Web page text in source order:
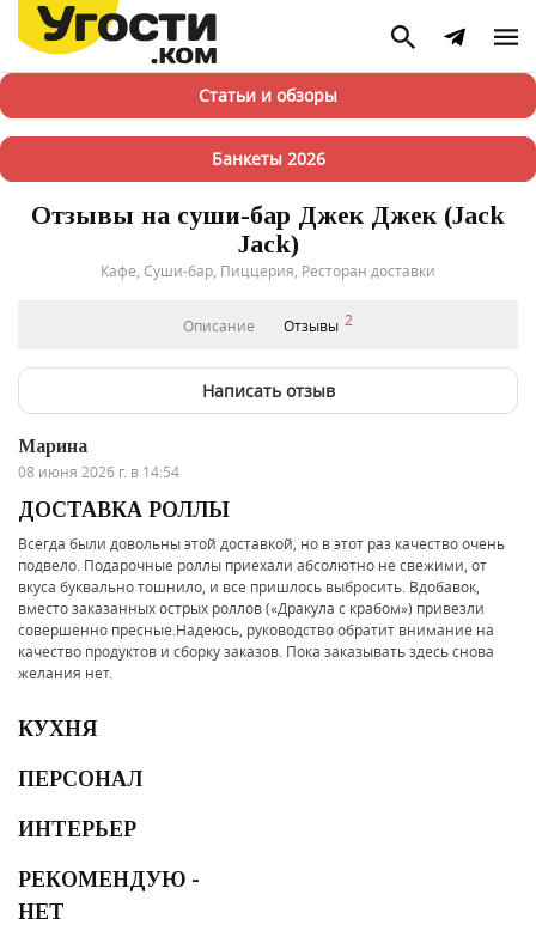
Статьи и обзоры
Банкеты 2026
Отзывы на суши-бар Джек Джек (Jack
Jack)
Кафе, Суши-бар, Пиццерия, Ресторан доставки
Описание Отзывы 2
Написать отзыв
Марина
08 июня 2026 г. в 14:54
ДОСТАВКА РОЛЛЫ
Всегда были довольны этой доставкой, но в этот раз качество очень
подвело. Подарочные роллы приехали абсолютно не свежими, от
вкуса буквально тошнило, и все пришлось выбросить. Вдобавок,
вместо заказанных острых роллов («Дракула с крабом») привезли
совершенно пресные.Надеюсь, руководство обратит внимание на
качество продуктов и сборку заказов. Пока заказывать здесь снова
желания нет.
КУХНЯ
ПЕРСОНАЛ
ИНТЕРЬЕР
РЕКОМЕНДУЮ -
НЕТ